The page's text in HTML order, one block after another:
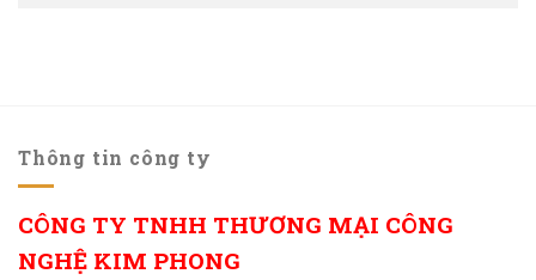
Thông tin công ty
CÔNG TY TNHH THƯƠNG MẠI CÔNG
NGHỆ KIM PHONG